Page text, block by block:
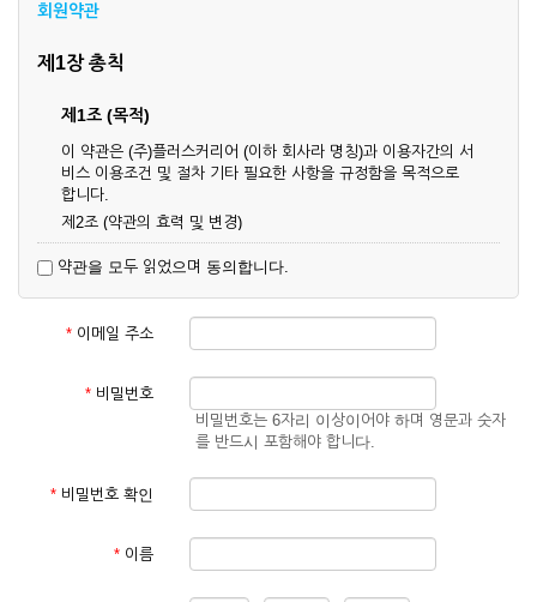
회원약관
제1장 총칙
제1조 (목적)
이 약관은 (주)플러스커리어 (이하 회사라 명칭)과 이용자간의 서
비스 이용조건 및 절차 기타 필요한 사항을 규정함을 목적으로
합니다.
제2조 (약관의 효력 및 변경)
업상 중요 하거나 합리적인 사유가 발생할 경우 온라인 공사를
통하여 변경할 수 있습니다.
② 회원은 변경된 약관에 동의하지 않을 경우 서비스 이용을 중
단하고 이용계약을 해지할 수 있습니다. 약관의 효력 발생일 이
것으로 간주됩니다.
제3조 (약관의 외 준칙)
관계법령의 규정에 따릅니다.
약관을 모두 읽었으며 동의합니다.
* 이메일 주소
* 비밀번호
비밀번호는 6자리 이상이어야 하며 영문과 숫자
를 반드시 포함해야 합니다.
* 비밀번호 확인
* 이름